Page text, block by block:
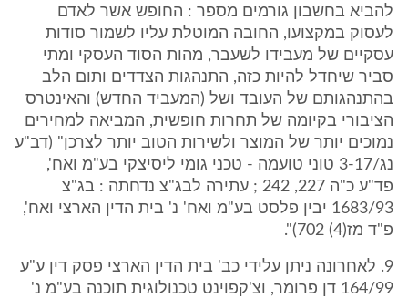
להביא בחשבון גורמים מספר : החופש אשר לאדם
לעסוק במקצועו, החובה המוטלת עליו לשמור סודות
עסקיים של מעבידו לשעבר, מהות הסוד העסקי ומתי
סביר שיחדל להיות כזה, התנהגות הצדדים ותום הלב
בהתנהגותם של העובד ושל (המעביד החדש) והאינטרס
הציבורי בקיומה של תחרות חופשית, המביאה למחירים
נמוכים יותר של המוצר ולשירות הטוב יותר לצרכן" (דב"ע
נג/3-17 טוני טועמה - טכני גומי ליסיצקי בע"מ ואח',
פד"ע כ"ה 227, 242 ; עתירה לבג"צ נדחתה : בג"צ
1683/93 יבין פלסט בע"מ ואח' נ' בית הדין הארצי ואח',
פ"ד מז(4) 702)".
9. לאחרונה ניתן עלידי כב' בית הדין הארצי פסק דין ע"ע
164/99 דן פרומר, וצ'קפוינט טכנולוגית תוכנה בע"מ נ'